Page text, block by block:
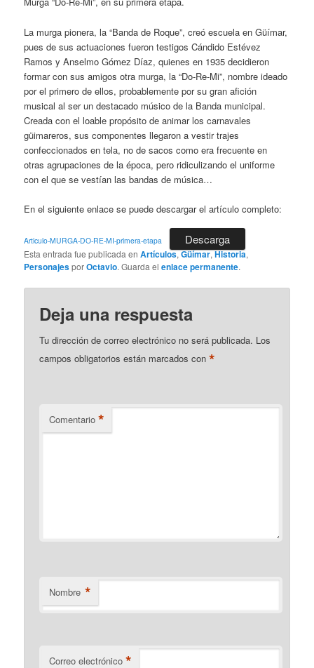
La murga pionera, la “Banda de Roque”, creó escuela en Güímar,
pues de sus actuaciones fueron testigos Cándido Estévez
Ramos y Anselmo Gómez Díaz, quienes en 1935 decidieron
formar con sus amigos otra murga, la “Do-Re-Mi”, nombre ideado
por el primero de ellos, probablemente por su gran afición
musical al ser un destacado músico de la Banda municipal.
Creada con el loable propósito de animar los carnavales
güimareros, sus componentes llegaron a vestir trajes
confeccionados en tela, no de sacos como era frecuente en
otras agrupaciones de la época, pero ridiculizando el uniforme
con el que se vestían las bandas de música…
En el siguiente enlace se puede descargar el artículo completo:
Articulo-MURGA-DO-RE-MI-primera-etapa Descarga
Esta entrada fue publicada enArtículos,Güímar,Historia,
PersonajesporOctavio. Guarda elenlace permanente.
Deja una respuesta
Tu dirección de correo electrónico no será publicada. Los
campos obligatorios están marcados con*
Comentario *
Nombre *
Correo electrónico *